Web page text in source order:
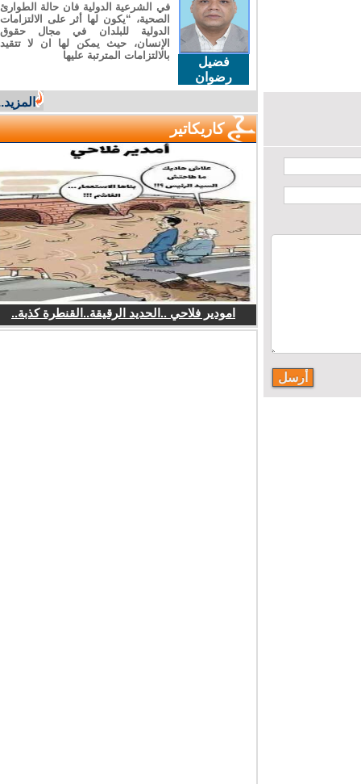
فضيل
رضوان
في الشرعية الدولية فان حالة الطوارئ
الصحية، “يكون لها أثر على الالتزامات
الدولية للبلدان في مجال حقوق
الإنسان، حيث يمكن لها ان لا تتقيد
بالالتزامات المترتبة عليها
المزيد...
كاريكاتير
امودير فلاحي ..الحديد الرقيقة..القنطرة كذبة..